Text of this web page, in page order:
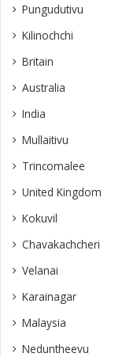
Pungudutivu
Kilinochchi
Britain
Australia
India
Mullaitivu
Trincomalee
United Kingdom
Kokuvil
Chavakachcheri
Velanai
Karainagar
Malaysia
Neduntheevu